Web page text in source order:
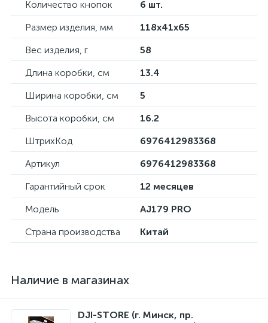
Количество кнопок
6 шт.
Размер изделия, мм
118x41x65
Вес изделия, г
58
Длина коробки, см
13.4
Ширина коробки, см
5
Высота коробки, см
16.2
ШтрихКод
6976412983368
Артикул
6976412983368
Гарантийный срок
12 месяцев
Модель
AJ179 PRO
Страна производства
Китай
Наличие в магазинах
DJI-STORE (г. Минск, пр.